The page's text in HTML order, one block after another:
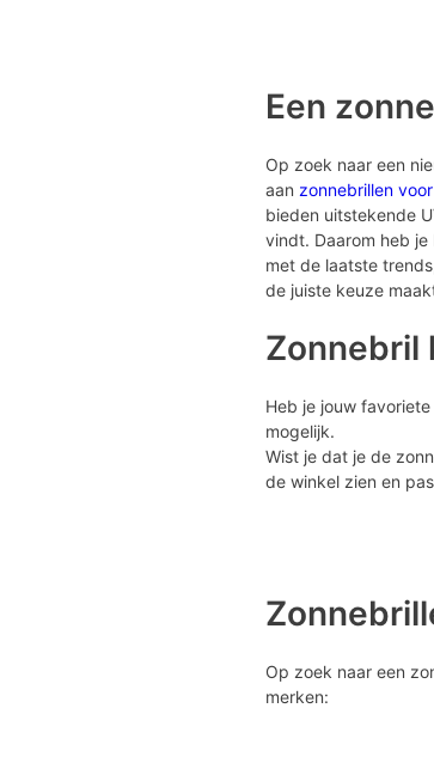
Een
Op zoek naar een
aan zonnebrillen
bieden uitstekende
vindt. Daarom heb
met de laatste
de juiste keuze
Zonnebril
Heb je jouw
mogelijk.
Wist je dat je de
de winkel zien en
Op zoek naar een
merken: